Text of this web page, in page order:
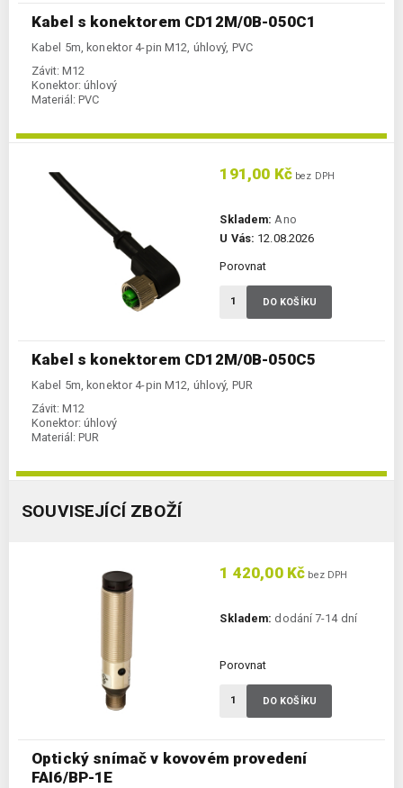
Kabel s konektorem CD12M/0B-050C1
Kabel 5m, konektor 4-pin M12, úhlový, PVC
Závit: M12
Konektor: úhlový
Materiál: PVC
Kabel s konektorem CD12M/0B-050C5
Kabel 5m, konektor 4-pin M12, úhlový, PUR
Závit: M12
Konektor: úhlový
Materiál: PUR
191,00 Kč bez DPH
Skladem: Ano
U Vás: 12.08.2026
Porovnat
DO KOŠÍKU
SOUVISEJÍCÍ ZBOŽÍ
Optický snímač v kovovém provedení
FAI6/BP-1E
1 420,00 Kč bez DPH
Skladem: dodání 7-14 dní
Porovnat
DO KOŠÍKU